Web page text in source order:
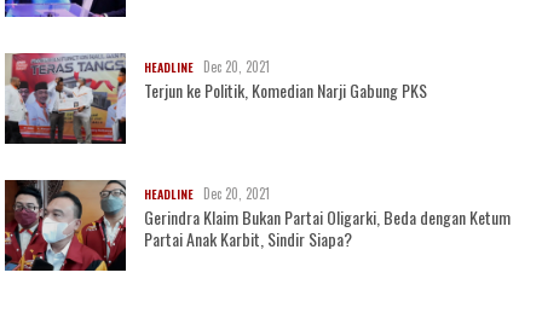
HEADLINE Dec 20, 2021
Terjun ke Politik, Komedian Narji Gabung PKS
HEADLINE Dec 20, 2021
Gerindra Klaim Bukan Partai Oligarki, Beda dengan Ketum
Partai Anak Karbit, Sindir Siapa?